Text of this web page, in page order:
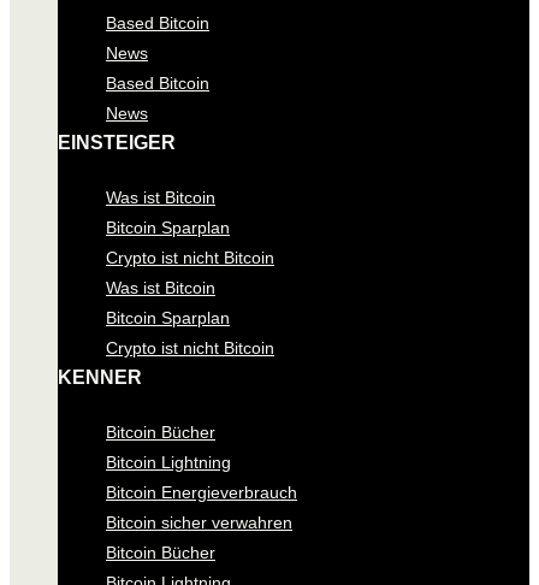
Based Bitcoin
News
Based Bitcoin
News
EINSTEIGER
Was ist Bitcoin
Bitcoin Sparplan
Crypto ist nicht Bitcoin
Was ist Bitcoin
Bitcoin Sparplan
Crypto ist nicht Bitcoin
KENNER
Bitcoin Bücher
Bitcoin Lightning
Bitcoin Energieverbrauch
Bitcoin sicher verwahren
Bitcoin Bücher